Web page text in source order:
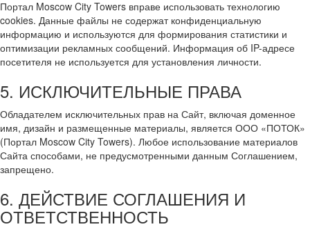
Портал Moscow City Towers вправе использовать технологию
cookies. Данные файлы не содержат конфиденциальную
информацию и используются для формирования статистики и
оптимизации рекламных сообщений. Информация об IP-адресе
посетителя не используется для установления личности.
5. ИСКЛЮЧИТЕЛЬНЫЕ ПРАВА
Обладателем исключительных прав на Сайт, включая доменное
имя, дизайн и размещенные материалы, является ООО «ПОТОК»
(Портал Moscow City Towers). Любое использование материалов
Сайта способами, не предусмотренными данным Соглашением,
запрещено.
6. ДЕЙСТВИЕ СОГЛАШЕНИЯ И
ОТВЕТСТВЕННОСТЬ